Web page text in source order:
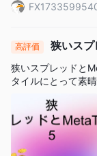
CFDを提供してい
る必要はありませ
Lucky Antは金や銀
活用してこれらの
ができます。
最後に、Lucky Ant
す。これは、米国
のパフォーマンス
高評価
狭いス
ぴったりの組み合
狭いスプレッドと
タイルにとって素